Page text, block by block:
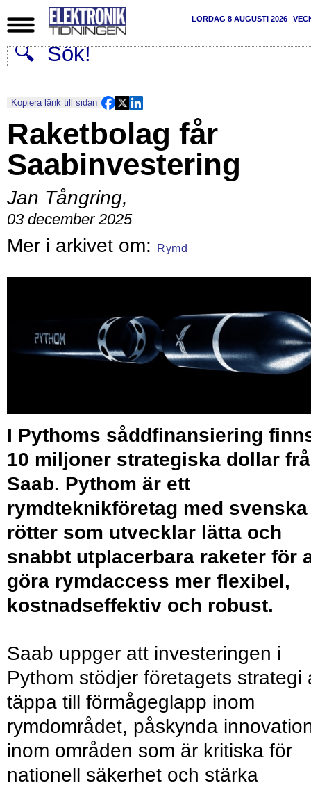
LÖRDAG 8 AUGUSTI 2026
Kopiera länk till sidan
Raketbolag får
Saabinvestering
Jan Tångring,
03 december 2025
Rymd
I Pythoms såddfinansiering
10 miljoner strategiska dollar
Saab. Pythom är ett
rymdteknikföretag med svenska
rötter som utvecklar lätta och
snabbt utplacerbara raketer för
göra rymdaccess mer flexibel,
kostnadseffektiv och robust.
Saab uppger att investeringen i
Pythom stödjer företagets strategi
täppa till förmågeglapp inom
rymdområdet, påskynda
inom områden som är kritiska för
nationell säkerhet och stärka